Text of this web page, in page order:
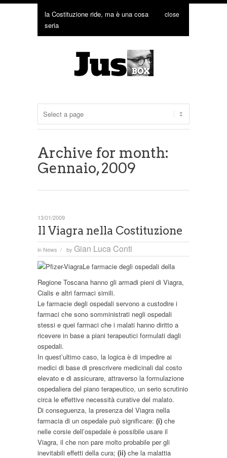
la Costituzione ride, ma è una cosa
seria
close
Archive for month:
Gennaio, 2009
Il Viagra nella Costituzione
in News / by Gian Luca Conti
13/01/2009
Le farmacie degli ospedali della
Regione Toscana hanno gli armadi pieni di Viagra,
Cialis e altri farmaci simili.
Le farmacie degli ospedali servono a custodire i
farmaci che sono somministrati negli ospedali
stessi e quei farmaci che i malati hanno diritto a
ricevere in base a piani terapeutici formulati dagli
ospedali.
In quest’ultimo caso, la logica è di impedire ai
medici di base di prescrivere medicinali dal costo
elevato e di assicurare, attraverso la formulazione
ospedaliera del piano terapeutico, un serio scrutinio
circa le effettive necessità curative del malato.
Di conseguenza, la presenza del Viagra nella
farmacia di un ospedale può significare: (i) che
nelle corsie dell’ospedale è possibile usare il
Viagra, il che non pare molto probabile per gli
inevitabili effetti della cura; (ii) che la malattia